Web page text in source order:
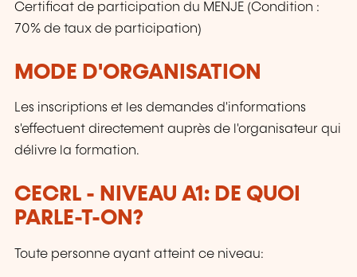
Certificat de participation du MENJE (Condition :
70% de taux de participation)
MODE D'ORGANISATION
Les inscriptions et les demandes d'informations
s'effectuent directement auprès de l'organisateur qui
délivre la formation.
CECRL - NIVEAU A1: DE QUOI
PARLE-T-ON?
Toute personne ayant atteint ce niveau: